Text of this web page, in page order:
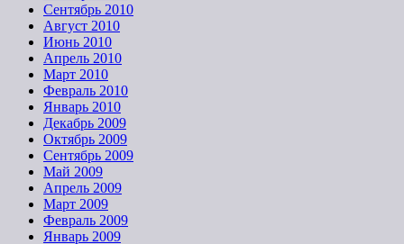
Сентябрь 2010
Август 2010
Июнь 2010
Апрель 2010
Март 2010
Февраль 2010
Январь 2010
Декабрь 2009
Октябрь 2009
Сентябрь 2009
Май 2009
Апрель 2009
Март 2009
Февраль 2009
Январь 2009